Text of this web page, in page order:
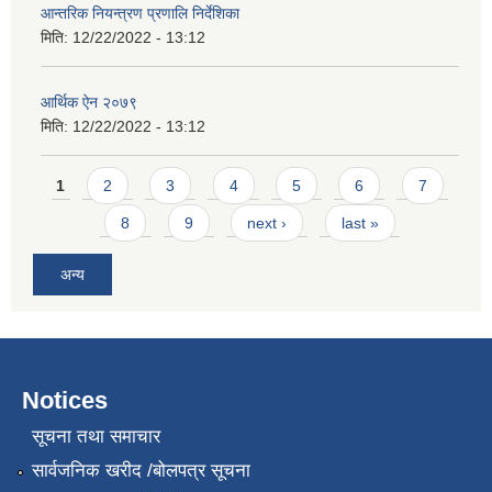
आन्तरिक नियन्त्रण प्रणालि निर्देशिका
मिति: 12/22/2022 - 13:12
आर्थिक ऐन २०७९
मिति: 12/22/2022 - 13:12
Pages
1 2 3 4 5 6 7
8 9 next › last »
अन्य
Notices
सूचना तथा समाचार
सार्वजनिक खरीद /बोलपत्र सूचना